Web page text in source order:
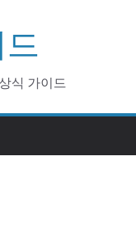
식 가이드